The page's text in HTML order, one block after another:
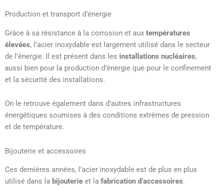
Production et transport d’énergie
Grâce à sa résistance à la corrosion et aux températures
élevées, l’acier inoxydable est largement utilisé dans le secteur
de l’énergie. Il est présent dans les installations nucléaires,
aussi bien pour la production d’énergie que pour le confinement
et la sécurité des installations.
On le retrouve également dans d’autres infrastructures
énergétiques soumises à des conditions extrêmes de pression
et de température.
Bijouterie et accessoires
Ces dernières années, l’acier inoxydable est de plus en plus
utilisé dans la bijouterie et la fabrication d’accessoires.